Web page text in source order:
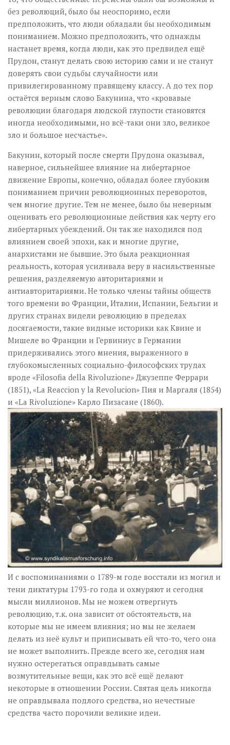
без революций, было бы неоспоримо, если
предположить, что люди обладали бы необходимым
пониманием. Можно предположить, что однажды
настанет время, когда люди, как это предвидел ещё
Прудон, станут делать свою историю сами и не станут
доверять свои судьбы случайности или
привилегированному правящему классу. А до тех пор
остаётся верным слово Бакунина, что «кровавые
революции благодаря людской глупости становятся
иногда необходимыми, но всё-таки они зло, великое
зло и большое несчастье».
Бакунин, который после смерти Прудона оказывал,
наверное, сильнейшее влияние на либертарное
движение Европы, конечно, обладал более глубоким
пониманием причин революционных переворотов,
чем многие другие. Тем не менее, было бы неверным
оценивать его революционные действия как черту его
либертарных убеждений. Он так же находился под
влиянием своей эпохи, как и многие другие,
анархистами не бывшие. Это была реакционная
реальность, которая усиливала веру в насильственные
решения, разделяемую авторитариями и
антиавторитариями. Не только члены тайны обществ
того времени во Франции, Италии, Испании, Бельгии и
других странах видели революцию в пределах
досягаемости, такие видные историки как Квине и
Мишеле во Франции и Гервиниус в Германии
придерживались этого мнения, выраженного в
глубокомысленных социально-философских трудах
вроде «Filosofia della Rivoluzione» Джузеппе Феррари
(1851), «La Reaccion y la Revolucion» Пия и Маргаля (1854)
и «La Rivoluzione» Карло Пизасане (1860).
И с воспоминаниями о 1789-м годе восстали из могил и
тени диктатуры 1793-го года и охмуряют и сегодня
мысли миллионов. Мы не можем отвергнуть
революцию, т.к. она зависит от обстоятельств, на
которые мы не имеем влияния; но мы не желаем
делать из неё культ и приписывать ей что-то, чего она
не может выполнить. Прежде всего же, сегодня нам
нужно остерегаться оправдывать самые
возмутительные вещи, как это всё ещё делают
некоторые в отношении России. Святая цель никогда
не оправдывала подлого средства, но нечестные
средства часто порочили великие идеи.